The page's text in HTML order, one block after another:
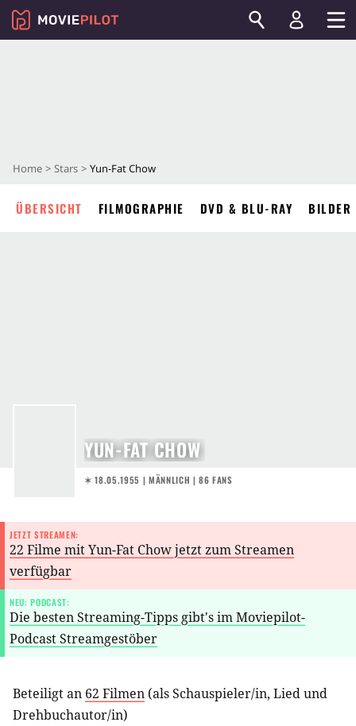
Home Stars Yun-Fat Chow
ÜBERSICHT FILMOGRAPHIE DVD & BLU-RAY BILDER
YUN-FAT CHOW
✶ 18.05.1955 | MÄNNLICH | 86 FANS
JETZT STREAMEN:
22 Filme mit Yun-Fat Chow jetzt zum Streamen
verfügbar
NEU: PODCAST:
Die besten Streaming-Tipps gibt's im Moviepilot-
Podcast Streamgestöber
Beteiligt an 62 Filmen (alsSchauspieler/in, Liedund
Drehbuchautor/in)